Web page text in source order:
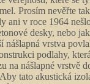
Prosím nevěřte
ani v roce 1964
desky, nebo
nášlapná vrstva
podlahy,
na nášlapné vrstvě
tato akustická